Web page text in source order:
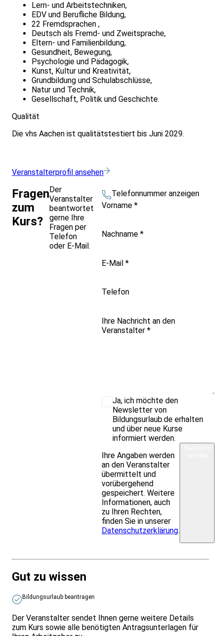
Lern- und Arbeitstechniken,
EDV und Berufliche Bildung,
22 Fremdsprachen ,
Deutsch als Fremd- und Zweitsprache,
Eltern- und Familienbildung,
Gesundheit, Bewegung,
Psychologie und Pädagogik,
Kunst, Kultur und Kreativität,
Grundbildung und Schulabschlüsse,
Natur und Technik,
Gesellschaft, Politik und Geschichte.
Qualität
Die vhs Aachen ist qualitätstestiert bis Juni 2029.
Veranstalterprofil ansehen
Fragen
zum
Kurs?
Der
Veranstalter
beantwortet
gerne Ihre
Fragen per
Telefon
oder E-Mail.
Telefonnummer anzeigen
Vorname *
Nachname *
E-Mail *
Telefon
Ihre Nachricht an den
Veranstalter *
Ja, ich möchte den
Newsletter von
Bildungsurlaub.de erhalten
und über neue Kurse
informiert werden.
Ihre Angaben werden
an den Veranstalter
übermittelt und
vorübergehend
gespeichert. Weitere
Informationen, auch
zu Ihren Rechten,
finden Sie in unserer
Datenschutzerklärung.
Gut zu wissen
Bildungsurlaub beantragen
Der Veranstalter sendet Ihnen gerne weitere Details
zum Kurs sowie alle benötigten Antragsunterlagen für